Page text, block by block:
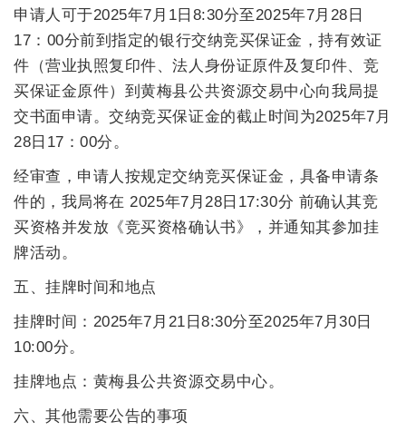
申请人可于2025年7 月1 日8:30分至2025年7月 28 日
17：00分前到指定的银行交纳竞买保证金，持有效证
件 （营业执照复印件、法人身份证原件及复印件、竞
买保证金原件） 到黄梅县公共资源交易中心向我局提
交书面申请。交纳竞买保证金的截止时间为2025年7 月
28 日17：00分。
经审查，申请人按规定交纳竞买保证金，具备申请条
件的，我局将在2025年7 月28 日17:30分 前确认其竞
买资格并发放《竞买资格确认书》，并通知其参加挂
牌活动。
五、挂牌时间和地点
挂牌时间： 2025年7 月 21 日8:30分至2025年7 月30 日
10:00分。
挂牌地点：黄梅县公共资源交易中心。
六、其他需要公告的事项